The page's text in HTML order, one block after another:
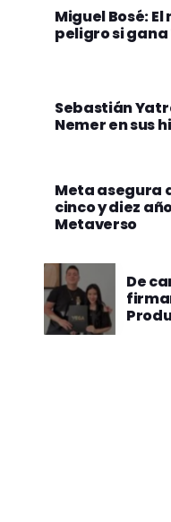
Miguel Bosé:
peligro si
Sebastián
Nemer en sus
Meta asegura
cinco y diez
Metaverso
De